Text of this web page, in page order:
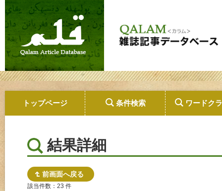
トップページ 条件検索 ワードク
結果詳細
前画面へ戻る
該当件数：23 件